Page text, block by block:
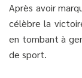
Après avoir
célèbre la
en tombant à
de sport.